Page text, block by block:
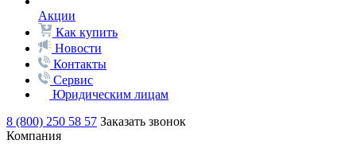
Акции
Как купить
Новости
Контакты
Сервис
Юридическим лицам
8 (800) 250 58 57 Заказать звонок
Компания